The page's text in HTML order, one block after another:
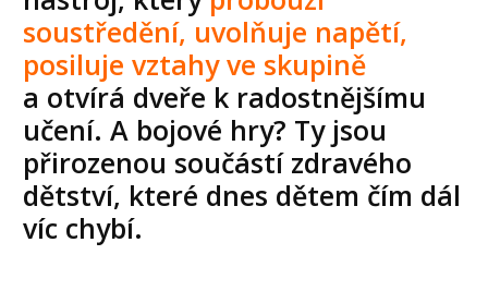
soustředění, uvolňuje napětí,
posiluje vztahy ve skupině
a otvírá dveře k radostnějšímu
učení. A bojové hry? Ty jsou
přirozenou součástí zdravého
dětství, které dnes dětem čím dál
víc chybí.